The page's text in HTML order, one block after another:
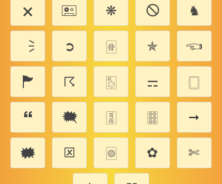
🗙
🖭 ❋ 🛇
♞
🗦
➲ 🀅 ✯
🖘
🏲
☈ 🀨 ⚎
🀆
🙶
🗮 🀪 🀞
➞
🗰
🗵 🀙 ✿
✄